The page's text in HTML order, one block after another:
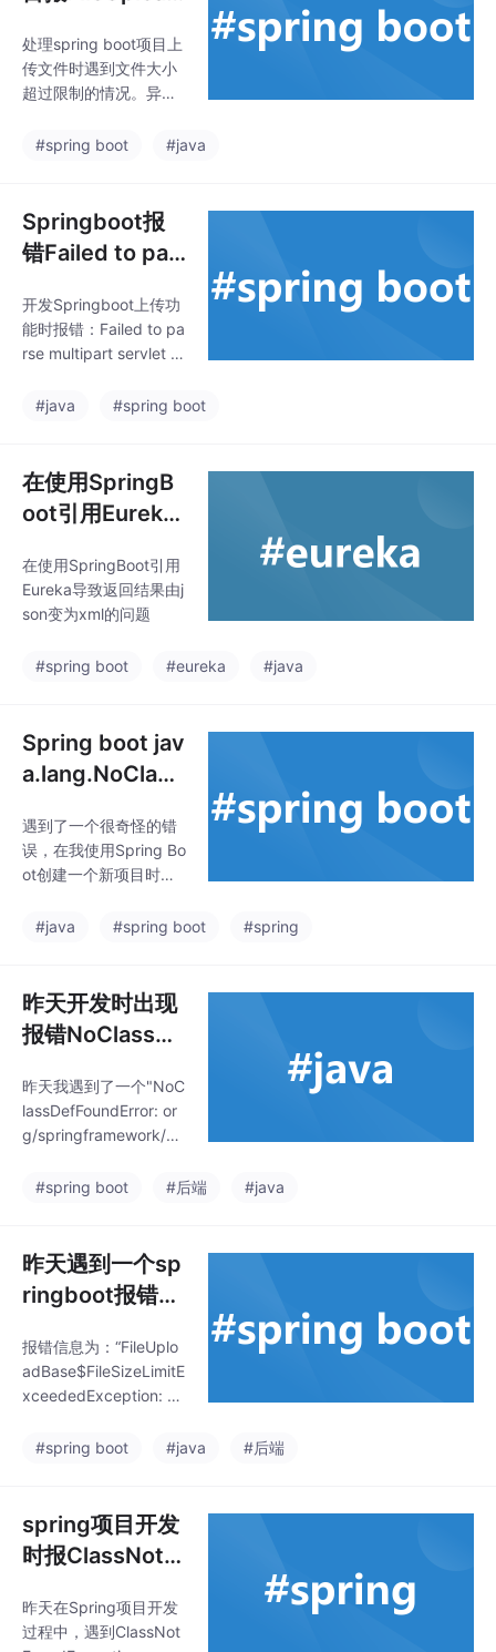
imitExceededE
xception: The f
s its maximum
处理spring boot项目上
传文件时遇到文件大小
超过限制的情况。异常
$FileSizeLimitExceede
m permitted size of ...
#spring boot #java
Springboot报
错Failed to par
rvlet request；
nested excepti
llegalStateE
开发Springboot上传功
能时报错：Failed to pa
rse multipart servlet re
on is java.lang.IllegalS
ned parameter data (e
xcluding uploaded file
s) that exce
#java #spring boot
在使用SpringB
oot引用Eureka
son变为xml
在使用SpringBoot引用
Eureka导致返回结果由j
son变为xml的问题
#spring boot #eureka #java
Spring boot jav
a.lang.NoClass
org/springfram
ework/boot/bi
pertyResolver
遇到了一个很奇怪的错
误，在我使用Spring Bo
ot创建一个新项目时，
ng.NoClassDefFoundE
PropertyResolver”。
#java #spring boot #spring
昨天开发时出现
报错NoClassDe
g/springframe
work/boot/bin
Binder
昨天我遇到了一个"NoC
lassDefFoundError: or
g/springframework/bo
nder"的报错，让我花费
#spring boot #后端 #java
昨天遇到一个sp
ringboot报错Fil
$FileSizeLimitE
xceededExcep
ile exceeds its
报错信息为：“FileUplo
adBase$FileSizeLimitE
xceededException: Th
maximum permitted si
ileSizeLimitExceededE
xception异常。
#spring boot #java #后端
spring项目开发
时报ClassNotF
n: org.springfr
昨天在Spring项目开发
过程中，遇到ClassNot